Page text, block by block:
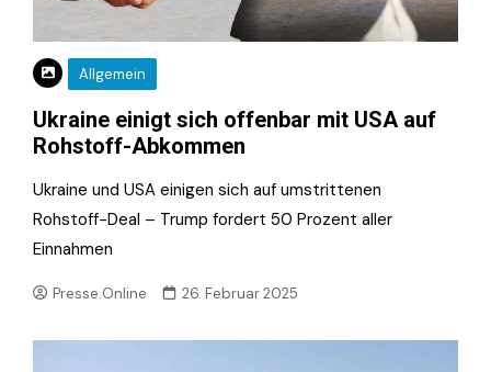
Allgemein
Ukraine einigt sich offenbar mit USA auf
Rohstoff-Abkommen
Ukraine und USA einigen sich auf umstrittenen
Rohstoff-Deal – Trump fordert 50 Prozent aller
Einnahmen
Presse.Online 26. Februar 2025